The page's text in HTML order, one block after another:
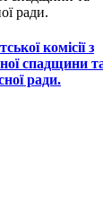
комісії з
спадщини
ради.